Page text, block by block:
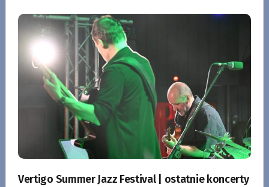
Vertigo Summer Jazz Festival | ostatnie koncerty